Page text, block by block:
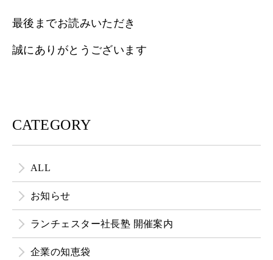
最後までお読みいただき
誠にありがとうございます
CATEGORY
ALL
お知らせ
ランチェスター社長塾 開催案内
企業の知恵袋